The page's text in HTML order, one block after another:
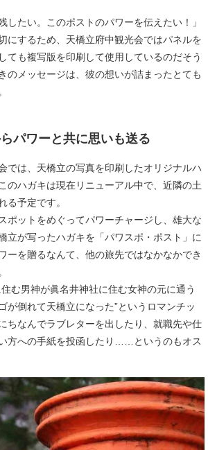
したい。このポストのパワーを伝えたい！」
にするため、天橋立府中観光会ではパネルを
ても複写版を印刷して使用しているのだそう
のメッセージは、彼の想いが詰まったとても
パワーと共に思いも送る
では、天橋立の写真を印刷したオリジナルハ
のハガキは現在リニューアル中で、近隣の土
る予定です。
ポットをめぐってパワーチャージし、雄大な
立が写ったハガキを「パワスポ・ポスト」に
ーを贈るなんて、他の旅先ではなかなかでき
む男神が眞名井神社に住む女神の元に通う
が倒れて天橋立になった”というロマンチッ
ちなんでラブレターを出したり、就職先や仕
方への手紙を投函したり……というのもオス